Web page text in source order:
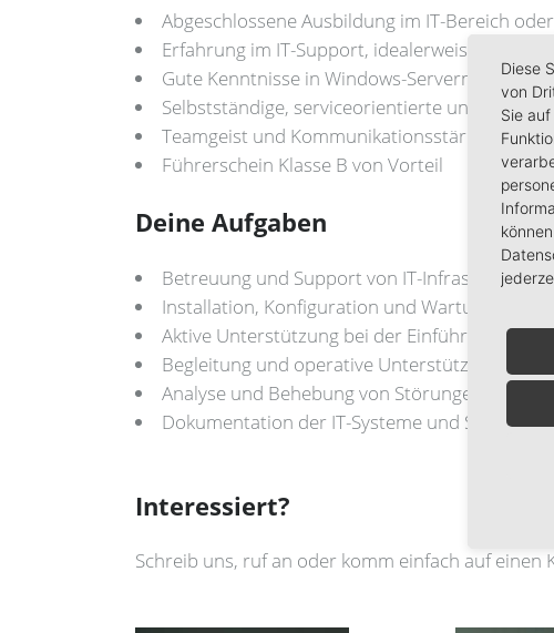
Abgeschlossene Ausbildung im IT-Bereich
Erfahrung im IT-Support, idealerweise im
Gute Kenntnisse in Windows-Servern,
Selbstständige, serviceorientierte und
Teamgeist und Kommunikationsstärke
Führerschein Klasse B von Vorteil
Deine Aufgaben
Betreuung und Support von IT-Infrastrukturen
Installation, Konfiguration und Wartung von
Aktive Unterstützung bei der Einführung und
Begleitung und operative Unterstützung bei
Analyse und Behebung von Störungen im
Dokumentation der IT-Systeme und
Interessiert?
Schreib uns, ruf an oder komm einfach auf
Diese
von
Sie